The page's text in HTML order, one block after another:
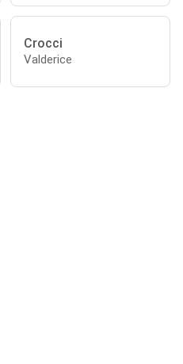
Crocci
Valderice